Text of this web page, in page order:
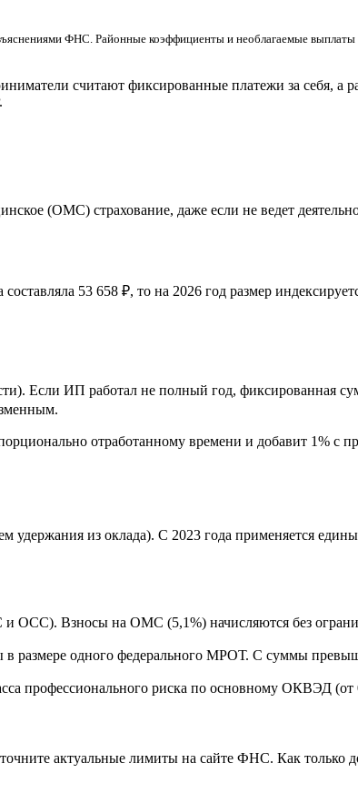
ФНС. Районные коэффициенты и необлагаемые
считают фиксированные платежи за себя, а
(ОМС) страхование, даже если не ведет
53 658 ₽, то на 2026 год размер
Если ИП работал не полный год, фиксированная
отработанному времени и добавит 1% с
удержания из оклада). С 2023 года применяется
ОСС). Взносы на ОМС (5,1%) начисляются без
в размере одного федерального МРОТ. С суммы
профессионального риска по основному ОКВЭД (от
актуальные лимиты на сайте ФНС. Как только